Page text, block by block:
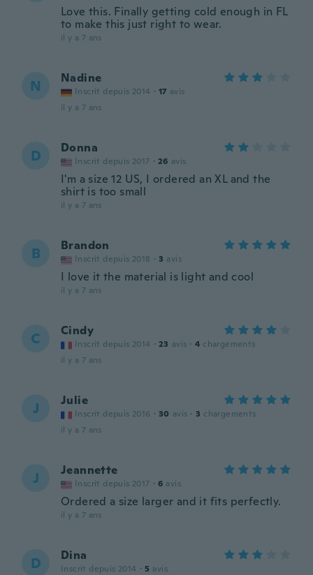
Love this. Finally getting cold enough in FL
to make this just right to wear.
il y a 7 ans
N Nadine
Inscrit depuis 2014 · 17 avis
il y a 7 ans
D Donna
Inscrit depuis 2017 · 26 avis
I'm a size 12 US, I ordered an XL and the
shirt is too small
il y a 7 ans
B Brandon
Inscrit depuis 2018 · 3 avis
I love it the material is light and cool
il y a 7 ans
C Cindy
Inscrit depuis 2014 · 23 avis · 4 chargements
il y a 7 ans
J Julie
Inscrit depuis 2016 · 30 avis · 3 chargements
il y a 7 ans
J Jeannette
Inscrit depuis 2017 · 6 avis
Ordered a size larger and it fits perfectly.
il y a 7 ans
D Dina
Inscrit depuis 2014 · 5 avis